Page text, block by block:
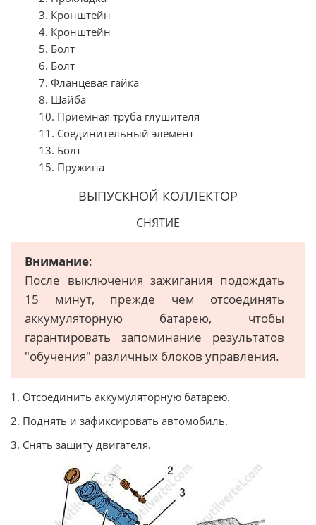
3. Кронштейн
4. Кронштейн
5. Болт
6. Болт
7. Фланцевая гайка
8. Шайба
10. Приемная труба глушителя
11. Соединительный элемент
13. Болт
15. Пружина
ВЫПУСКНОЙ КОЛЛЕКТОР
СНЯТИЕ
Внимание:
После выключения зажигания подождать
15 минут, прежде чем отсоединять
аккумуляторную батарею, чтобы
гарантировать запоминание результатов
"обучения" различных блоков управления.
1. Отсоединить аккумуляторную батарею.
2. Поднять и зафиксировать автомобиль.
3. Снять защиту двигателя.